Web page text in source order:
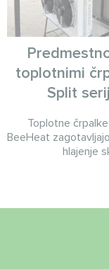
toplotnimi
Split
Toplotne
BeeHeat
hlajenje